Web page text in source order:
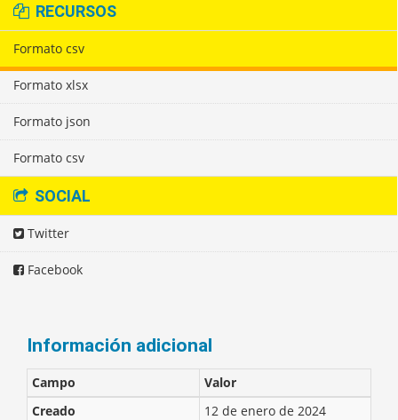
RECURSOS
Formato csv
Formato xlsx
Formato json
Formato csv
SOCIAL
Twitter
Facebook
Información adicional
Campo
Valor
Creado
12 de enero de 2024